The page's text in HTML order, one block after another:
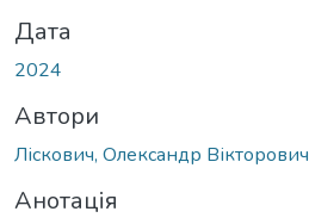
Дата
2024
Автори
Ліскович, Олександр Вікторович
Анотація